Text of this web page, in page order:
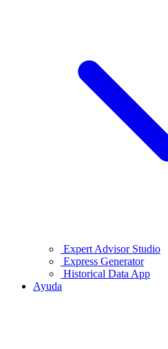
Expert Advisor Studio
Express Generator
Historical Data App
Ayuda